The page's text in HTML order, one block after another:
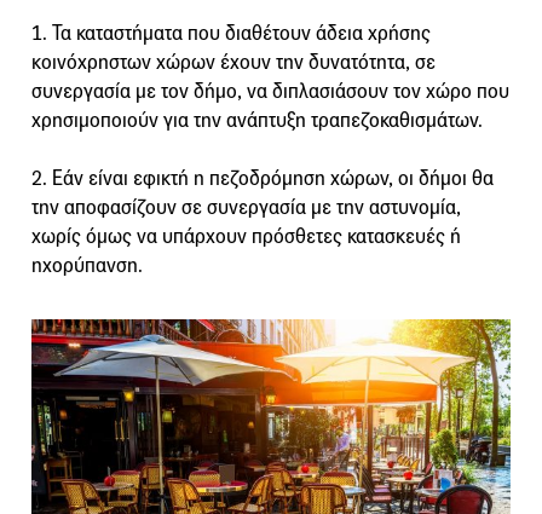
1. Τα καταστήματα που διαθέτουν άδεια χρήσης
κοινόχρηστων χώρων έχουν την δυνατότητα, σε
συνεργασία με τον δήμο, να διπλασιάσουν τον χώρο που
χρησιμοποιούν για την ανάπτυξη τραπεζοκαθισμάτων.
2. Εάν είναι εφικτή η πεζοδρόμηση χώρων, οι δήμοι θα
την αποφασίζουν σε συνεργασία με την αστυνομία,
χωρίς όμως να υπάρχουν πρόσθετες κατασκευές ή
ηχορύπανση.